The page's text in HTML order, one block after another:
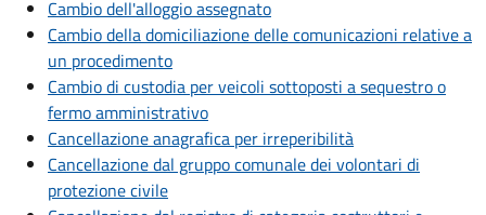
Cambio dell'alloggio assegnato
Cambio della domiciliazione delle comunicazioni relative a
un procedimento
Cambio di custodia per veicoli sottoposti a sequestro o
fermo amministrativo
Cancellazione anagrafica per irreperibilità
Cancellazione dal gruppo comunale dei volontari di
protezione civile